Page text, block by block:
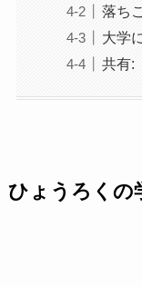
落ち
大学
共有:
ひょうろくの